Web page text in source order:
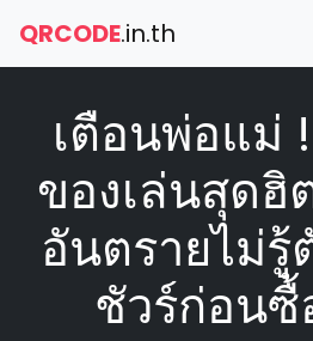
QRCODE.in.th
เตือนพ่อแม่
ของเล่นสุดฮิ
อันตรายไม่รู้
ชัวร์ก่อนซื้